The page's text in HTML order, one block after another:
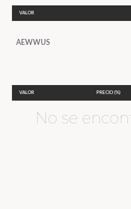
VALOR
AEWWUS
VALOR PRECIO (%)
No se